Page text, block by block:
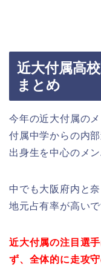
近大付属高
まとめ
今年の近大付属の
付属中学からの内
出身生を中心のメ
中でも大阪府内と
地元占有率が高いで
近大付属の注目選
ず、全体的に走攻